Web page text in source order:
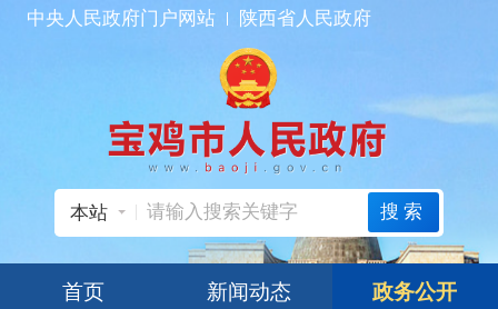
中央人民政府门户网站 陕西省人民政府
本站 搜索
首页 新闻动态 政务公开